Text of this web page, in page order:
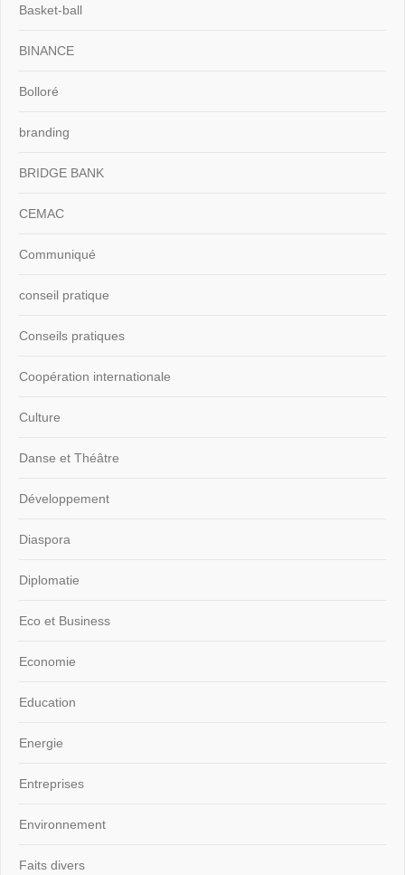
Basket-ball
BINANCE
Bolloré
branding
BRIDGE BANK
CEMAC
Communiqué
conseil pratique
Conseils pratiques
Coopération internationale
Culture
Danse et Théâtre
Développement
Diaspora
Diplomatie
Eco et Business
Economie
Education
Energie
Entreprises
Environnement
Faits divers